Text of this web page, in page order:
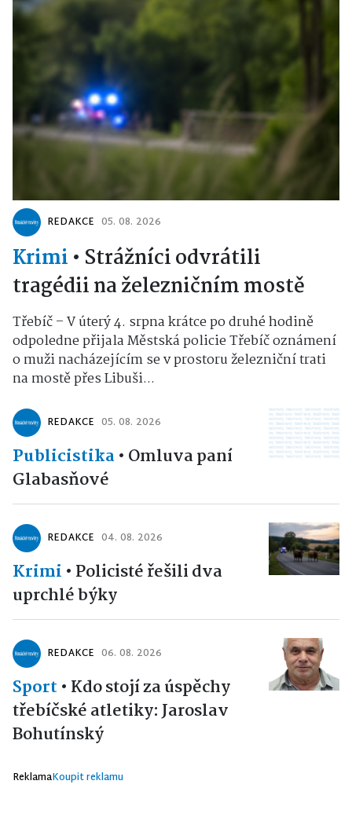
REDAKCE 05. 08. 2026
Krimi • Strážníci odvrátili
tragédii na železničním mostě
Třebíč – V úterý 4. srpna krátce po druhé hodině
odpoledne přijala Městská policie Třebíč oznámení
o muži nacházejícím se v prostoru železniční trati
na mostě přes Libuši...
REDAKCE 05. 08. 2026
Publicistika• Omluva paní
Glabasňové
REDAKCE 04. 08. 2026
Krimi • Policisté řešili dva
uprchlé býky
REDAKCE 06. 08. 2026
Sport • Kdo stojí za úspěchy
třebíčské atletiky: Jaroslav
Bohutínský
ReklamaKoupit reklamu